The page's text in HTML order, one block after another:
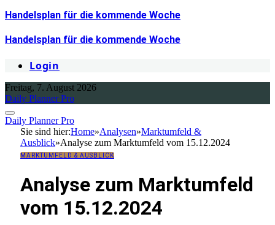
Handelsplan für die kommende Woche
Handelsplan für die kommende Woche
Login
Freitag, 7. August 2026
Daily Planner Pro
Daily Planner Pro
Sie sind hier:Home»Analysen»Marktumfeld &
Ausblick»Analyse zum Marktumfeld vom 15.12.2024
MARKTUMFELD & AUSBLICK
Analyse zum Marktumfeld
vom 15.12.2024